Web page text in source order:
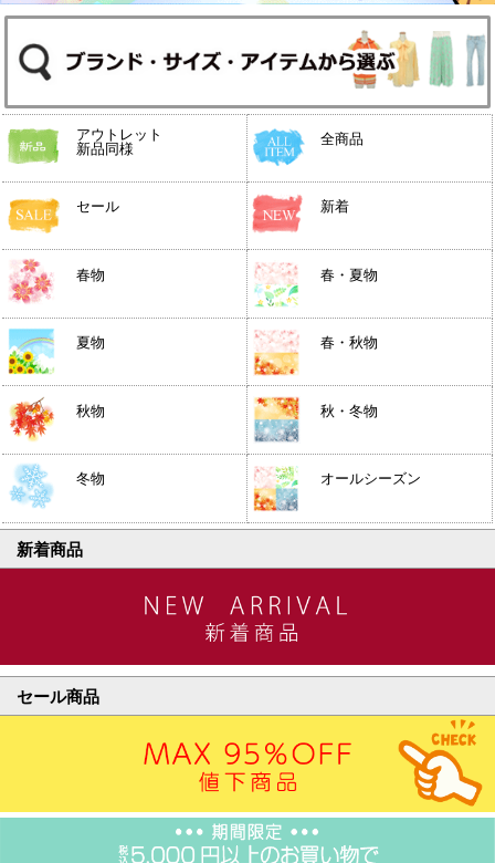
アウトレット
新品同様
全商品
セール 新着
春物 春・夏物
夏物 春・秋物
秋物 秋・冬物
冬物 オールシーズン
新着商品
セール商品